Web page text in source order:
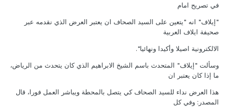
في تصريح امام
"إيلاف" انه "يتعين على السيد الصحاف ان يعتبر العرض الذي نقدمه عبر
صحيفة ايلاف العربية
الالكترونية اصيلا وأكيدا ونهائيا".
وسألت "إيلاف" المتحدث باسم الشيخ الابراهيم الذي كان يتحدث من الرياض،
ما إذا كان يعتبر ان
هذا العرض نداء للسيد الصحاف كي يتصل بالمحطة ويباشر العمل فورا، قال
المصدر: وفي كل